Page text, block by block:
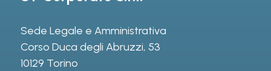
Sede Legale e Amministrativa
Corso Duca degli Abruzzi, 53
10129 Torino